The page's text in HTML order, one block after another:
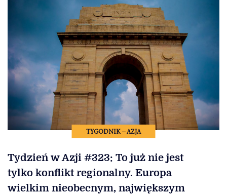
TYGODNIK – AZJA
Tydzień w Azji #323: To już nie jest
tylko konflikt regionalny. Europa
wielkim nieobecnym, największym